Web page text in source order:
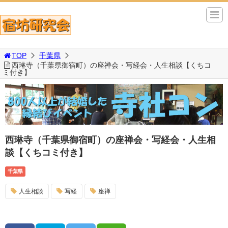
TOP
千葉県
西琳寺（千葉県御宿町）の座禅会・写経会・人生相談【くちコ
ミ付き】
西琳寺（千葉県御宿町）の座禅会・写経会・人生相
談【くちコミ付き】
千葉県
人生相談 写経 座禅